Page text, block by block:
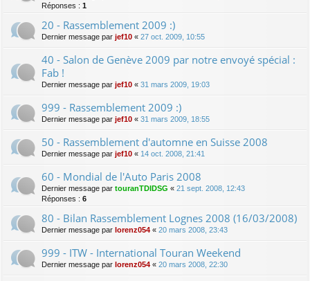
Réponses : 1
20 - Rassemblement 2009 :)
Dernier message par jef10 « 27 oct. 2009, 10:55
40 - Salon de Genève 2009 par notre envoyé spécial :
Fab !
Dernier message par jef10 « 31 mars 2009, 19:03
999 - Rassemblement 2009 :)
Dernier message par jef10 « 31 mars 2009, 18:55
50 - Rassemblement d'automne en Suisse 2008
Dernier message par jef10 « 14 oct. 2008, 21:41
60 - Mondial de l'Auto Paris 2008
Dernier message par touranTDIDSG « 21 sept. 2008, 12:43
Réponses : 6
80 - Bilan Rassemblement Lognes 2008 (16/03/2008)
Dernier message par lorenz054 « 20 mars 2008, 23:43
999 - ITW - International Touran Weekend
Dernier message par lorenz054 « 20 mars 2008, 22:30